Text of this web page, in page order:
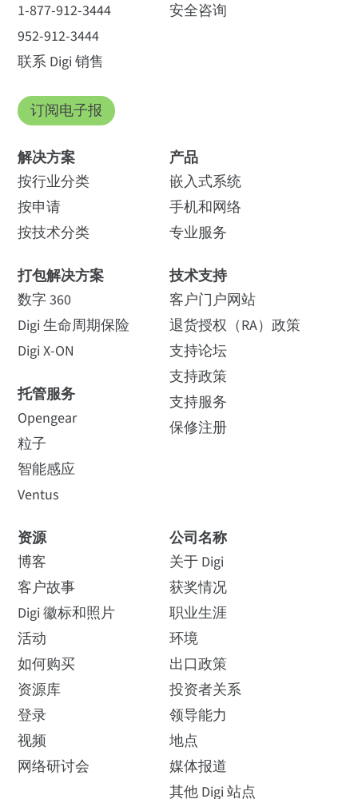
1-877-912-3444
952-912-3444
联系 Digi 销售
安全咨询
订阅电子报
解决方案
按行业分类
按申请
按技术分类
打包解决方案
数字 360
Digi 生命周期保险
Digi X-ON
托管服务
Opengear
粒子
智能感应
Ventus
产品
嵌入式系统
手机和网络
专业服务
技术支持
客户门户网站
退货授权（RA）政策
支持论坛
支持政策
支持服务
保修注册
资源
博客
客户故事
Digi 徽标和照片
活动
如何购买
资源库
登录
视频
网络研讨会
公司名称
关于 Digi
获奖情况
职业生涯
环境
出口政策
投资者关系
领导能力
地点
媒体报道
其他 Digi 站点